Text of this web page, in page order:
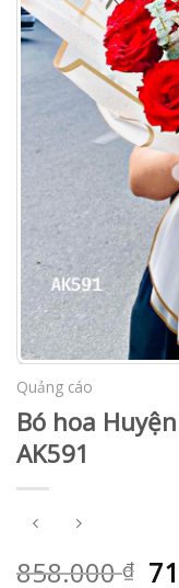
Quảng cáo
Bó hoa
AK591
858.000₫